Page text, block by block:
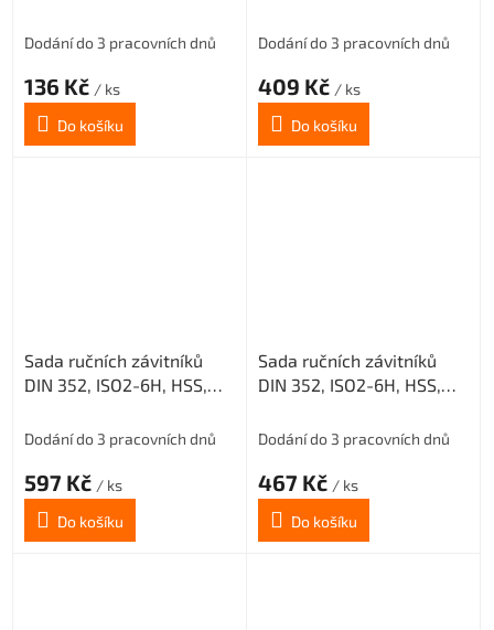
Dodání do 3 pracovních dnů
136 Kč / ks
Do košíku
Dodání do 3 pracovních dnů
409 Kč / ks
Do košíku
Sada ručních závitníků
DIN 352, ISO2-6H, HSS,
Dodání do 3 pracovních dnů
597 Kč / ks
Do košíku
Sada ručních závitníků
DIN 352, ISO2-6H, HSS,
Dodání do 3 pracovních dnů
467 Kč / ks
Do košíku